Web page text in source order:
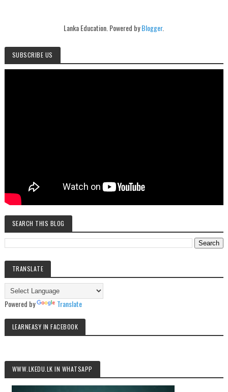
Lanka Education. Powered byBlogger.
SUBSCRIBE US
SEARCH THIS BLOG
TRANSLATE
Powered by Translate
LEARNEASY IN FACEBOOK
WWW.LKEDU.LK IN WHATSAPP